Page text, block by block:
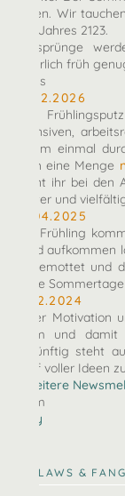
Leben. Wir
des Jahres 2123.
Zeitsprünge
natürlich früh
News
10.02.2026
Der
intensiven,
Forum einmal
euch eine Menge
könnt ihr bei den
bunter und
27.04.2025
Der Frühling
Wind aufkommen
eingemottet und
heiße
07.12.2024
Voller Motivation
Team und
Zukünftig steht
Kopf voller Ideen
» Weitere
Team
arby
CLAWS &